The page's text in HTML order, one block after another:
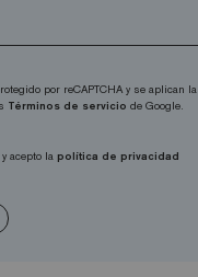
por reCAPTCHA y se aplican la
Términos de servicio de Google.
acepto la política de privacidad